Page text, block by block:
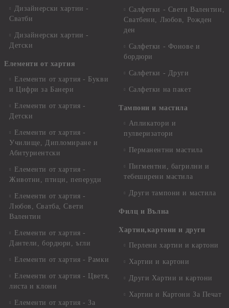
Дизайнерски хартии -
Сватби
Дизайнерски хартии -
Детски
Елементи от хартия
Елементи от хартия - Букви
и Цифри за Банери
Елементи от хартия -
Детски
Елементи от хартия -
Училище, Дипломиране и
Абитуриентски
Елементи от хартия -
Животни, птици, пеперуди
Елементи от хартия -
Любов, Сватба, Свети
Валентин
Елементи от хартия -
Дантели, бордюри, ъгли
Елементи от хартия - Рамки
Елементи от хартия - Цветя,
листа и клони
Елементи от хартия - За
Салфетки - Свети Валентин,
Сватбени, Любов, Рожден
ден
Салфетки - Фонове и
бордюри
Салфетки - Други
Салфетки на пакет
Тампони и мастила
Апликатори и
пулверизатори
Перманентни мастила
Пигментни, багрилни и
тебеширени мастила
Други тампони и мастила
Филц и Вълна
Хартии,картони и други
Перлени хартии и картони
Хартии и картони
Други Хартии и картони
Хартии и Картони За Печат